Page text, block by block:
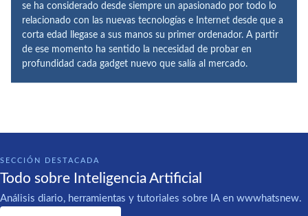
se ha considerado desde siempre un apasionado por todo lo
relacionado con las nuevas tecnologías e Internet desde que a
corta edad llegase a sus manos su primer ordenador. A partir
de ese momento ha sentido la necesidad de probar en
profundidad cada gadget nuevo que salía al mercado.
SECCIÓN DESTACADA
Todo sobre Inteligencia Artificial
Análisis diario, herramientas y tutoriales sobre IA en wwwhatsnew.